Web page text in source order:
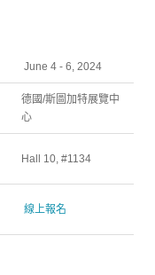
June 4 - 6, 2024
德國/斯圖加特展覽中
心
Hall 10, #1134
線上報名